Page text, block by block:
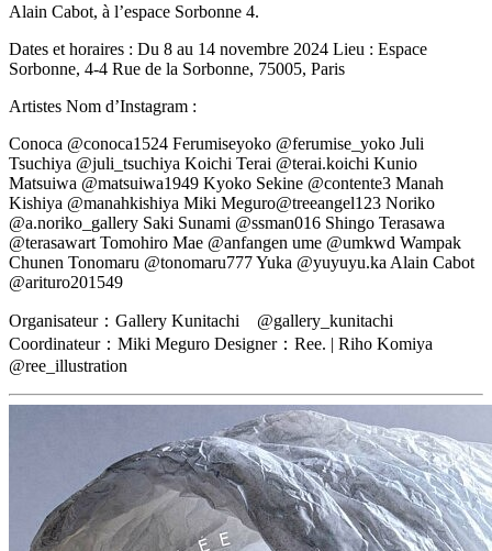
Alain Cabot, à l’espace Sorbonne 4.
Dates et horaires : Du 8 au 14 novembre 2024 Lieu : Espace
Sorbonne, 4-4 Rue de la Sorbonne, 75005, Paris
Artistes Nom d’Instagram :
Conoca @conoca1524 Ferumiseyoko @ferumise_yoko Juli
Tsuchiya @juli_tsuchiya Koichi Terai @terai.koichi Kunio
Matsuiwa @matsuiwa1949 Kyoko Sekine @contente3 Manah
Kishiya @manahkishiya Miki Meguro@treeangel123 Noriko
@a.noriko_gallery Saki Sunami @ssman016 Shingo Terasawa
@terasawart Tomohiro Mae @anfangen ume @umkwd Wampak
Chunen Tonomaru @tonomaru777 Yuka @yuyuyu.ka Alain Cabot
@arituro201549
Organisateur：Gallery Kunitachi @gallery_kunitachi
Coordinateur：Miki Meguro Designer：Ree. | Riho Komiya
@ree_illustration